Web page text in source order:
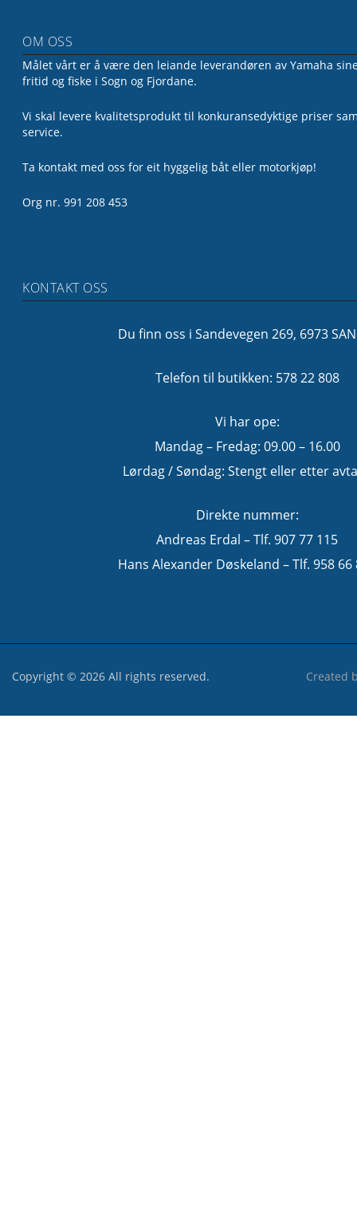
OM OSS
Målet vårt er å være den leiande leverandøren av Yamaha
fritid og fiske i Sogn og Fjordane.
Vi skal levere kvalitetsprodukt til konkuransedyktige priser
service.
Ta kontakt med oss for eit hyggelig båt eller motorkjøp!
Org nr. 991 208 453
KONTAKT OSS
Du finn oss i Sandevegen 269, 6973
Telefon til butikken: 578 22 808
Vi har ope:
Mandag – Fredag: 09.00 – 16.00
Lørdag / Søndag: Stengt eller etter
Direkte nummer:
Andreas Erdal – Tlf. 907 77 115
Hans Alexander Døskeland – Tlf. 958 66
Copyright © 2026 All rights reserved. Created